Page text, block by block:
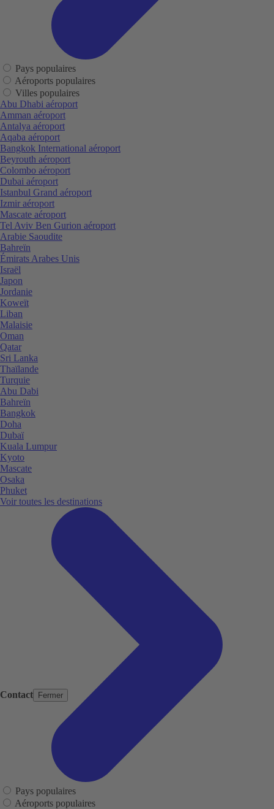
Contact Fermer
Pays populaires
Aéroports populaires
Villes populaires
Abu Dhabi aéroport
Amman aéroport
Antalya aéroport
Aqaba aéroport
Bangkok International aéroport
Beyrouth aéroport
Colombo aéroport
Dubai aéroport
Istanbul Grand aéroport
Izmir aéroport
Mascate aéroport
Tel Aviv Ben Gurion aéroport
Arabie Saoudite
Bahreïn
Émirats Arabes Unis
Israël
Japon
Jordanie
Koweït
Liban
Malaisie
Oman
Qatar
Sri Lanka
Thaïlande
Turquie
Abu Dabi
Bahreïn
Bangkok
Doha
Dubaï
Kuala Lumpur
Kyoto
Mascate
Osaka
Phuket
Voir toutes les destinations
Pays populaires
Aéroports populaires